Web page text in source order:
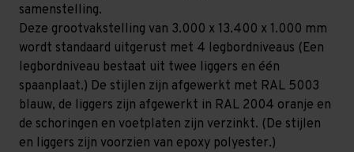
samenstelling.
Deze grootvakstelling van 3.000 x 13.400 x 1.000 mm
wordt standaard uitgerust met 4 legbordniveaus (Een
legbordniveau bestaat uit twee liggers en één
spaanplaat.) De stijlen zijn afgewerkt met RAL 5003
blauw, de liggers zijn afgewerkt in RAL 2004 oranje en
de schoringen en voetplaten zijn verzinkt. (De stijlen
en liggers zijn voorzien van epoxy polyester.)